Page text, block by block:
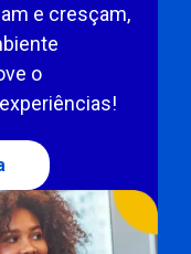
e cresçam,
o